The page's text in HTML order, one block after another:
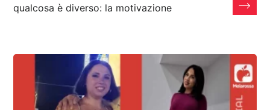
qualcosa è diverso: la motivazione